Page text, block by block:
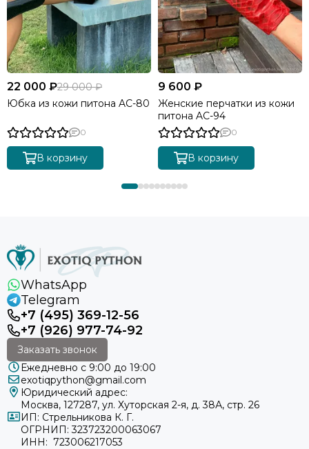
22 000 ₽29 000 ₽
Юбка из кожи питона AC-80
0
В корзину
9 600 ₽
Женские перчатки из кожи
питона AC-94
0
В корзину
WhatsApp
Telegram
+7 (495) 369-12-56
+7 (926) 977-74-92
Заказать звонок
Ежедневно с 9:00 до 19:00
exotiqpython@gmail.com
Юридический адрес:
Москва, 127287, ул. Хуторская 2-я, д. 38А, стр. 26
ИП: Стрельникова К. Г.
ОГРНИП: 323723200063067
ИНН: 723006217053